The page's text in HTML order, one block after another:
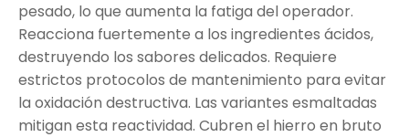
pesado, lo que aumenta la fatiga del operador.
Reacciona fuertemente a los ingredientes ácidos,
destruyendo los sabores delicados. Requiere
estrictos protocolos de mantenimiento para evitar
la oxidación destructiva. Las variantes esmaltadas
mitigan esta reactividad. Cubren el hierro en bruto